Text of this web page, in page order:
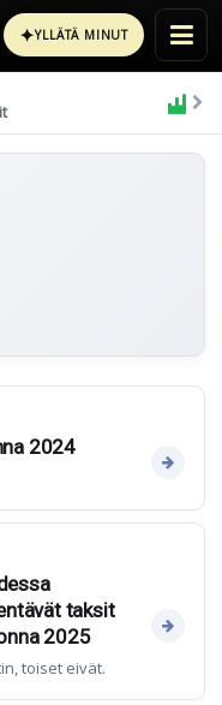
✦YLLÄTÄ MINUT
2024
taksit
2025
toiset eivät.